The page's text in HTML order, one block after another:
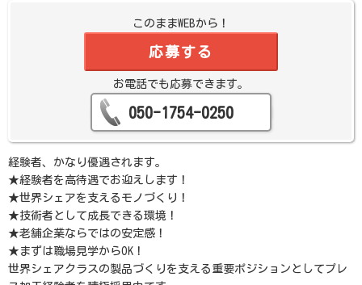
このままWEBから！
応募する
お電話でも応募できます。
050-1754-0250
経験者、かなり優遇されます。
★経験者を高待遇でお迎えします！
★世界シェアを支えるモノづくり！
★技術者として成長できる環境！
★老舗企業ならではの安定感！
★まずは職場見学からOK！
世界シェアクラスの製品づくりを支える重要ポジションとしてプレ